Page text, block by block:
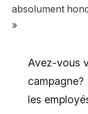
absolument
»
Avez-vous
campagne?
les